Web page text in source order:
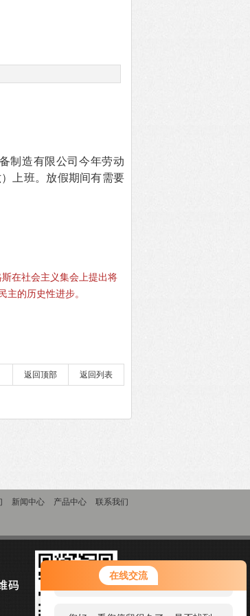
在线交流
您好！欢迎前来咨询，很高兴为您
服务，请问您要咨询什么问题呢？
制造有限公司今年劳动
上班。放假期间有需要
在社会主义集会上提出将
的历史性进步。
返回列表
返回顶部
新闻中心 产品中心 联系我们